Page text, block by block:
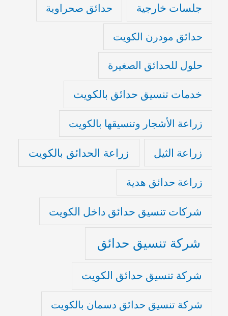
جلسات خارجية حدائق صحراوية
حدائق مودرن الكويت
حلول للحدائق الصغيرة
خدمات تنسيق حدائق بالكويت
زراعة الأشجار وتنسيقها بالكويت
زراعة الثيل زراعة الحدائق بالكويت
زراعة حدائق هدية
شركات تنسيق حدائق داخل الكويت
شركة تنسيق حدائق
شركة تنسيق حدائق الكويت
شركة تنسيق حدائق دسمان بالكويت